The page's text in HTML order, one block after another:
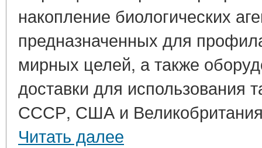
накопление биологических
предназначенных для
мирных целей, а также
доставки для использования
СССР, США и
Читать далее